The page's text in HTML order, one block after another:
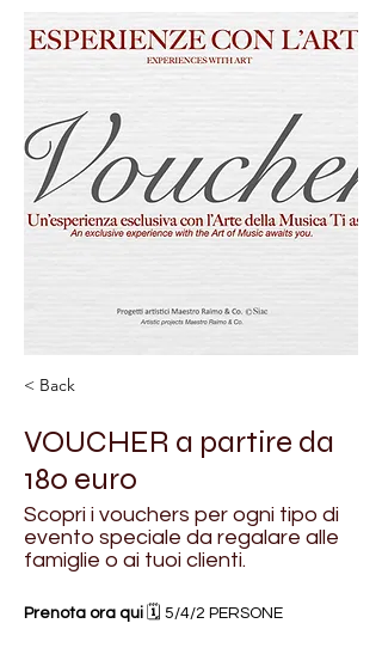
< Back
VOUCHER a partire da
180 euro
Scopri i vouchers per ogni tipo di
evento speciale da regalare alle
famiglie o ai tuoi clienti.
Prenota ora qui 🗓️ 5/4/2 PERSONE